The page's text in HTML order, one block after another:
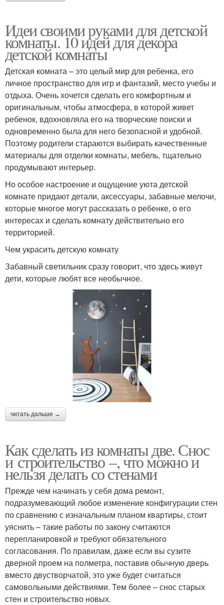
Идеи своими руками для детской
комнаты. 10 идей для декора
детской комнаты
Детская комната – это целый мир для ребенка, его
личное пространство для игр и фантазий, место учебы и
отдыха. Очень хочется сделать его комфортным и
оригинальным, чтобы атмосфера, в которой живет
ребенок, вдохновляла его на творческие поиски и
одновременно была для него безопасной и удобной.
Поэтому родители стараются выбирать качественные
материалы для отделки комнаты, мебель, тщательно
продумывают интерьер.
Но особое настроение и ощущение уюта детской
комнате придают детали, аксессуары, забавные мелочи,
которые многое могут рассказать о ребенке, о его
интересах и сделать комнату действительно его
территорией.
Чем украсить детскую комнату
Забавный светильник сразу говорит, что здесь живут
дети, которые любят все необычное.
читать дальше →
Как сделать из комнаты две. Снос
и строительство –, что можно и
нельзя делать со стенами
Прежде чем начинать у себя дома ремонт,
подразумевающий любое изменение конфигурации стен
по сравнению с изначальным планом квартиры, стоит
уяснить – такие работы по закону считаются
перепланировкой и требуют обязательного
согласования. По правилам, даже если вы сузите
дверной проем на полметра, поставив обычную дверь
вместо двустворчатой, это уже будет считаться
самовольными действиями. Тем более – снос старых
стен и строительство новых.